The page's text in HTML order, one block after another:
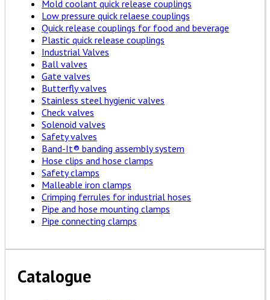
Mold coolant quick release couplings
Low pressure quick relaese couplings
Quick release couplings for food and beverage
Plastic quick release couplings
Industrial Valves
Ball valves
Gate valves
Butterfly valves
Stainless steel hygienic valves
Check valves
Solenoid valves
Safety valves
Band-It® banding assembly system
Hose clips and hose clamps
Safety clamps
Malleable iron clamps
Crimping ferrules for industrial hoses
Pipe and hose mounting clamps
Pipe connecting clamps
Catalogue